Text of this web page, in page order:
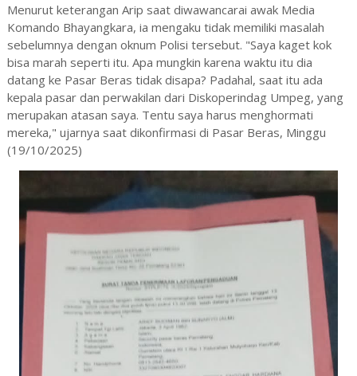
Menurut keterangan Arip saat diwawancarai awak Media
Komando Bhayangkara, ia mengaku tidak memiliki masalah
sebelumnya dengan oknum Polisi tersebut. "Saya kaget kok
bisa marah seperti itu. Apa mungkin karena waktu itu dia
datang ke Pasar Beras tidak disapa? Padahal, saat itu ada
kepala pasar dan perwakilan dari Diskoperindag Umpeg, yang
merupakan atasan saya. Tentu saya harus menghormati
mereka," ujarnya saat dikonfirmasi di Pasar Beras, Minggu
(19/10/2025)